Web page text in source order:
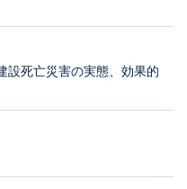
設死亡災害の実態、効果的